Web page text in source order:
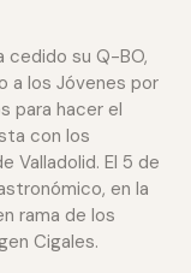
cedido su Q-BO,
a los Jóvenes por
para hacer el
con los
Valladolid. El 5 de
en la
rama de los
Cigales.